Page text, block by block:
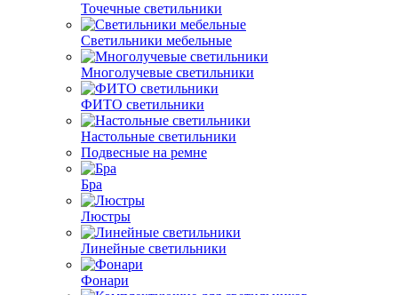
Точечные светильники
Светильники мебельные
Многолучевые светильники
ФИТО светильники
Настольные светильники
Подвесные на ремне
Бра
Люстры
Линейные светильники
Фонари